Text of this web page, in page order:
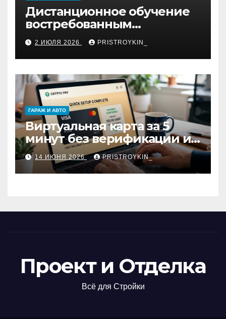
Дистанционное обучение
востребованным
профессиям
2 ИЮЛЯ 2026 PRISTROYKIN_
ГАРАЖ И АВТО
Виртуальная карта за 5
минут без верификации и
участия банков с
пополнением в USDT:
обзор вариантов
14 ИЮНЯ 2026 PRISTROYKIN_
Проект и Отделка
Всё для Стройки